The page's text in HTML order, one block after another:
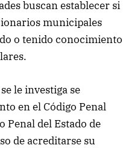
buscan establecer si
municipales
o tenido conocimiento
le investiga se
en el Código Penal
Penal del Estado de
de acreditarse su